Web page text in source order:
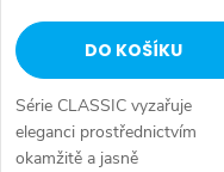
DO KOŠÍKU
Série CLASSIC vyzařuje
eleganci prostřednictvím
okamžitě a jasně